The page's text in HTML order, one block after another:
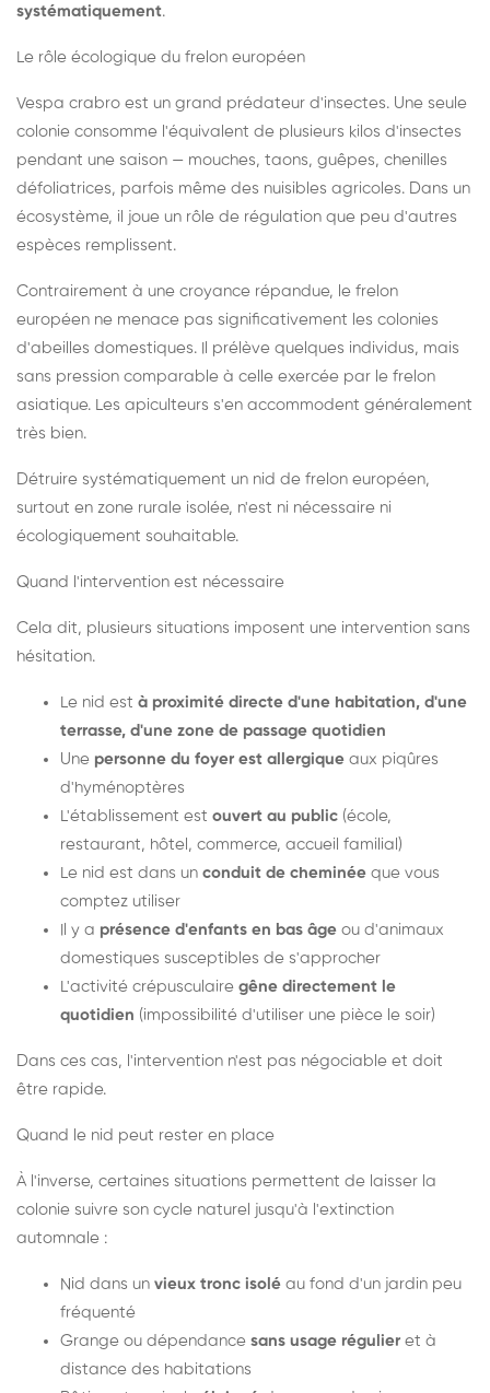
systématiquement.
Le rôle écologique du frelon européen
Vespa crabro est un grand prédateur d'insectes. Une seule
colonie consomme l'équivalent de plusieurs kilos d'insectes
pendant une saison — mouches, taons, guêpes, chenilles
défoliatrices, parfois même des nuisibles agricoles. Dans un
écosystème, il joue un rôle de régulation que peu d'autres
espèces remplissent.
Contrairement à une croyance répandue, le frelon
européen ne menace pas significativement les colonies
d'abeilles domestiques. Il prélève quelques individus, mais
sans pression comparable à celle exercée par le frelon
asiatique. Les apiculteurs s'en accommodent généralement
très bien.
Détruire systématiquement un nid de frelon européen,
surtout en zone rurale isolée, n'est ni nécessaire ni
écologiquement souhaitable.
Quand l'intervention est nécessaire
Cela dit, plusieurs situations imposent une intervention sans
hésitation.
Le nid est à proximité directe d'une habitation, d'une
terrasse, d'une zone de passage quotidien
Une personne du foyer est allergique aux piqûres
d'hyménoptères
L'établissement est ouvert au public (école,
restaurant, hôtel, commerce, accueil familial)
Le nid est dans un conduit de cheminée que vous
comptez utiliser
Il y a présence d'enfants en bas âge ou d'animaux
domestiques susceptibles de s'approcher
L'activité crépusculaire gêne directement le
quotidien (impossibilité d'utiliser une pièce le soir)
Dans ces cas, l'intervention n'est pas négociable et doit
être rapide.
Quand le nid peut rester en place
À l'inverse, certaines situations permettent de laisser la
colonie suivre son cycle naturel jusqu'à l'extinction
automnale :
Nid dans un vieux tronc isolé au fond d'un jardin peu
fréquenté
Grange ou dépendance sans usage régulier et à
distance des habitations